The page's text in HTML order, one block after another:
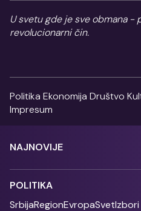
U svetu gde je sve obmana -
revolucionarni čin.
Politika Ekonomija Društvo
Impresum
NAJNOVIJE
POLITIKA
SrbijaRegionEvropaSvet